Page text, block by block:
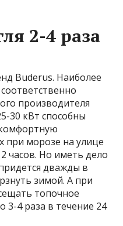
2-4 раза
Buderus. Наиболее
производителя
30 кВт способны
при морозе на улице
часов. Но иметь дело
дважды в
зимой. А при
топочное
3-4 раза в течение 24